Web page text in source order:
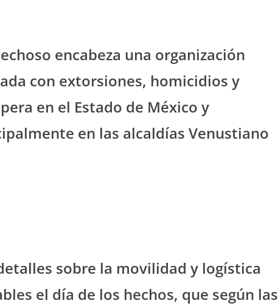
encabeza una organización
con extorsiones, homicidios y
en el Estado de México y
en las alcaldías Venustiano
sobre la movilidad y logística
el día de los hechos, que según las